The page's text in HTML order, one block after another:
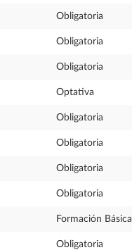
Obligatoria
Obligatoria
Obligatoria
Optativa
Obligatoria
Obligatoria
Obligatoria
Obligatoria
Formación Básica
Obligatoria